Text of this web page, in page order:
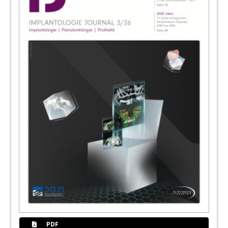
58Verstehen – Üben – Anwenden
CAMLOG Vertriebs GmbH
Redaktion
69CME Bereich auf ZWP-online
PDF